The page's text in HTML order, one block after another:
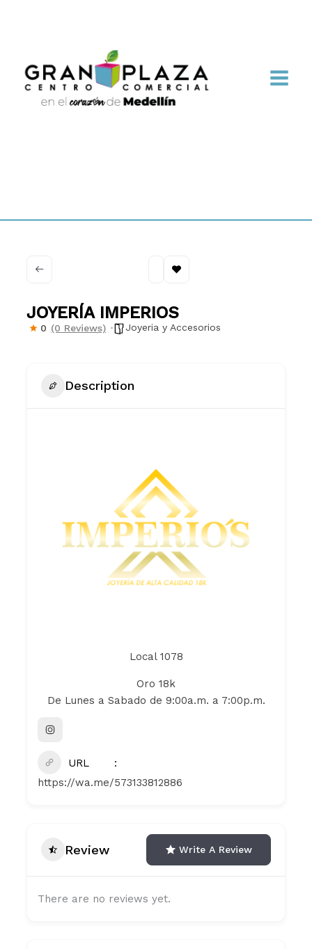
JOYERÍA IMPERIOS
0 (0 Reviews) Joyeria y Accesorios
Description
Local 1078
Oro 18k
De Lunes a Sabado de 9:00a.m. a 7:00p.m.
URL
https://wa.me/573133812886
Review Write A Review
There are no reviews yet.